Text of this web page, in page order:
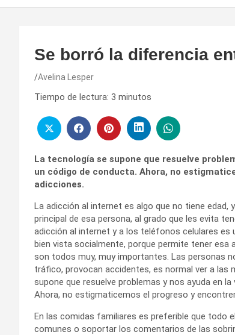
Se borró la diferencia
Avelina Lesper
Tiempo de lectura: 3 minutos
La tecnología se supone que resuelve
un código de conducta. Ahora, no
adicciones.
La adicción al internet es algo que no tiene
principal de esa persona, al grado que les evita
adicción al internet y a los teléfonos celulares
bien vista socialmente, porque permite tener esa
son todos muy, muy importantes. Las personas
tráfico, provocan accidentes, es normal ver a las
supone que resuelve problemas y nos ayuda en
Ahora, no estigmaticemos el progreso y
En las comidas familiares es preferible que todo
comunes o soportar los comentarios de las